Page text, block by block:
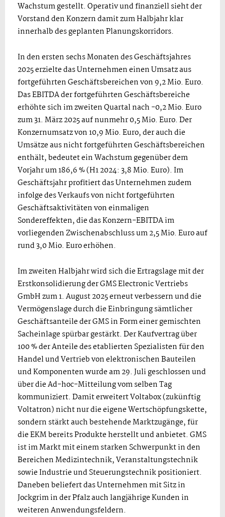
Wachstum gestellt. Operativ und finanziell sieht der
Vorstand den Konzern damit zum Halbjahr klar
innerhalb des geplanten Planungskorridors.
In den ersten sechs Monaten des Geschäftsjahres
2025 erzielte das Unternehmen einen Umsatz aus
fortgeführten Geschäftsbereichen von 9,2 Mio. Euro.
Das EBITDA der fortgeführten Geschäftsbereiche
erhöhte sich im zweiten Quartal nach -0,2 Mio. Euro
zum 31. März 2025 auf nunmehr 0,5 Mio. Euro. Der
Konzernumsatz von 10,9 Mio. Euro, der auch die
Umsätze aus nicht fortgeführten Geschäftsbereichen
enthält, bedeutet ein Wachstum gegenüber dem
Vorjahr um 186,6 % (H1 2024: 3,8 Mio. Euro). Im
Geschäftsjahr profitiert das Unternehmen zudem
infolge des Verkaufs von nicht fortgeführten
Geschäftsaktivitäten von einmaligen
Sondereffekten, die das Konzern-EBITDA im
vorliegenden Zwischenabschluss um 2,5 Mio. Euro auf
rund 3,0 Mio. Euro erhöhen.
Im zweiten Halbjahr wird sich die Ertragslage mit der
Erstkonsolidierung der GMS Electronic Vertriebs
GmbH zum 1. August 2025 erneut verbessern und die
Vermögenslage durch die Einbringung sämtlicher
Geschäftsanteile der GMS in Form einer gemischten
Sacheinlage spürbar gestärkt. Der Kaufvertrag über
100 % der Anteile des etablierten Spezialisten für den
Handel und Vertrieb von elektronischen Bauteilen
und Komponenten wurde am 29. Juli geschlossen und
über die Ad-hoc-Mitteilung vom selben Tag
kommuniziert. Damit erweitert Voltabox (zukünftig
Voltatron) nicht nur die eigene Wertschöpfungskette,
sondern stärkt auch bestehende Marktzugänge, für
die EKM bereits Produkte herstellt und anbietet. GMS
ist im Markt mit einem starken Schwerpunkt in den
Bereichen Medizintechnik, Veranstaltungstechnik
sowie Industrie und Steuerungstechnik positioniert.
Daneben beliefert das Unternehmen mit Sitz in
Jockgrim in der Pfalz auch langjährige Kunden in
weiteren Anwendungsfeldern.